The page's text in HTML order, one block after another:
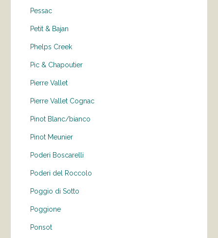
Pessac
Petit & Bajan
Phelps Creek
Pic & Chapoutier
Pierre Vallet
Pierre Vallet Cognac
Pinot Blanc/bianco
Pinot Meunier
Poderi Boscarelli
Poderi del Roccolo
Poggio di Sotto
Poggione
Ponsot